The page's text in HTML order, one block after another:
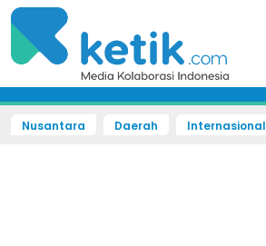
Nusantara Daerah Internasional